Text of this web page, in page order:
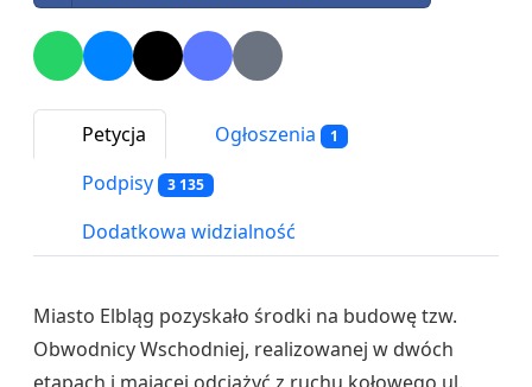
Petycja Ogłoszenia 1
Podpisy 3 135
Dodatkowa widzialność
Miasto Elbląg pozyskało środki na budowę tzw.
Obwodnicy Wschodniej, realizowanej w dwóch